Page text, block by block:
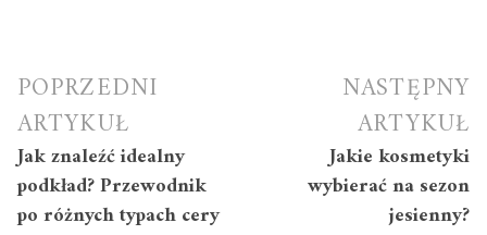
Nawigacja
wpisu
POPRZEDNI
ARTYKUŁ
Jak znaleźć idealny
podkład? Przewodnik
po różnych typach cery
NASTĘPNY
ARTYKUŁ
Jakie kosmetyki
wybierać na sezon
jesienny?